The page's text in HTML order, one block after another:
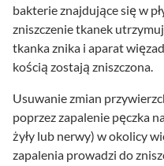
bakterie znajdujące się w
zniszczenie tkanek
tkanka znika i aparat
kością zostają zniszczona.
Usuwanie zmian
poprzez zapalenie pęczka
żyły lub nerwy) w okolicy
zapalenia prowadzi do